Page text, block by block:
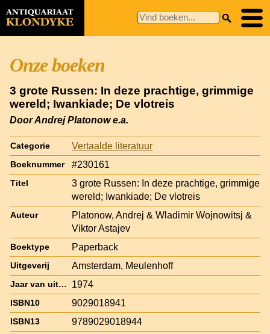
Onze boeken
3 grote Russen: In deze prachtige, grimmige
wereld; Iwankiade; De vlotreis
Door Andrej Platonow e.a.
Categorie Vertaalde literatuur
Boeknummer #230161
Titel
3 grote Russen: In deze prachtige, grimmige
wereld; Iwankiade; De vlotreis
Auteur
Platonow, Andrej & Wladimir Wojnowitsj &
Viktor Astajev
Boektype Paperback
Uitgeverij Amsterdam, Meulenhoff
Jaar van uitgave 1974
ISBN10 9029018941
ISBN13 9789029018944